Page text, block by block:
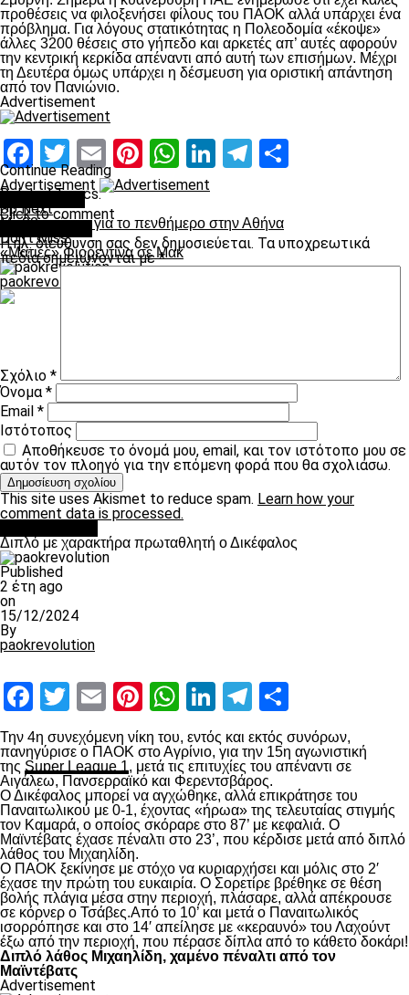
προθέσεις να φιλοξενήσει φίλους του ΠΑΟΚ αλλά υπάρχει ένα
πρόβλημα. Για λόγους στατικότητας η Πολεοδομία «έκοψε»
άλλες 3200 θέσεις στο γήπεδο και αρκετές απ’ αυτές αφορούν
την κεντρική κερκίδα απέναντι από αυτή των επισήμων. Μέχρι
τη Δευτέρα όμως υπάρχει η δέσμευση για οριστική απάντηση
από τον Πανιώνιο.
Advertisement
Facebook
Twitter
EmailPinterest
WhatsApp
LinkedIn
Telegram
Related Topics:
Up Next
Με 22 παίκτες για το πενθήμερο στην Αθήνα
Don't Miss
«Ματιές» Φιορεντίνα σε Μακ
paokrevolution
Continue Reading
Advertisement
Click to comment
Η ηλ. διεύθυνση σας δεν δημοσιεύεται. Τα υποχρεωτικά
πεδία σημειώνονται με*
Σχόλιο *
Όνομα*
Email *
Ιστότοπος
Αποθήκευσε το όνομά μου, email, και τον ιστότοπο μου σε
αυτόν τον πλοηγό για την επόμενη φορά που θα σχολιάσω.
This site uses Akismet to reduce spam. Learn how your
comment data is processed.
Διπλό με χαρακτήρα πρωταθλητή ο Δικέφαλος
Published
2 έτη ago
on
15/12/2024
By
paokrevolution
Facebook
Twitter
EmailPinterest
WhatsApp
LinkedIn
Telegram
Την 4η συνεχόμενη νίκη του, εντός και εκτός συνόρων,
πανηγύρισε ο ΠΑΟΚ στο Αγρίνιο, για την 15η αγωνιστική
της Super League 1, μετά τις επιτυχίες του απέναντι σε
Αιγάλεω, Πανσερραϊκό και Φερεντσβάρος.
Ο Δικέφαλος μπορεί να αγχώθηκε, αλλά επικράτησε του
Παναιτωλικού με 0-1, έχοντας «ήρωα» της τελευταίας στιγμής
τον Καμαρά, ο οποίος σκόραρε στο 87’ με κεφαλιά. Ο
Μαϊντέβατς έχασε πέναλτι στο 23’, που κέρδισε μετά από διπλό
λάθος του Μιχαηλίδη.
Ο ΠΑΟΚ ξεκίνησε με στόχο να κυριαρχήσει και μόλις στο 2′
έχασε την πρώτη του ευκαιρία. Ο Σορετίρε βρέθηκε σε θέση
βολής πλάγια μέσα στην περιοχή, πλάσαρε, αλλά απέκρουσε
σε κόρνερ ο Τσάβες.Από το 10’ και μετά ο Παναιτωλικός
ισορρόπησε και στο 14′ απείλησε με «κεραυνό» του Λαχούντ
έξω από την περιοχή, που πέρασε δίπλα από το κάθετο δοκάρι!
Διπλό λάθος Μιχαηλίδη, χαμένο πέναλτι από τον
Μαϊντέβατς
Advertisement